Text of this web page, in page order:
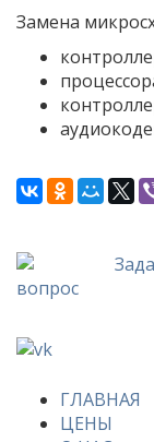
Замена
вопрос
ГЛАВНАЯ
ЦЕНЫ